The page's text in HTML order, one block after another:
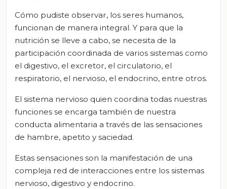
Cómo pudiste observar, los seres humanos,
funcionan de manera integral. Y para que la
nutrición se lleve a cabo, se necesita de la
participación coordinada de varios sistemas como
el digestivo, el excretor, el circulatorio, el
respiratorio, el nervioso, el endocrino, entre otros.
El sistema nervioso quien coordina todas nuestras
funciones se encarga también de nuestra
conducta alimentaria a través de las sensaciones
de hambre, apetito y saciedad.
Estas sensaciones son la manifestación de una
compleja red de interacciones entre los sistemas
nervioso, digestivo y endocrino.